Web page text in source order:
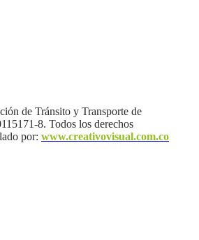
de Tránsito y Transporte de
8. Todos los derechos
por: www.creativovisual.com.co